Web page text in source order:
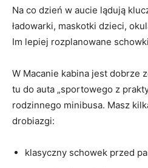
Na co dzień w aucie lądują
ładowarki, maskotki dzieci,
Im lepiej rozplanowane
W Macanie kabina jest dobrze
tu do auta „sportowego z
rodzinnego minibusa. Masz
drobiazgi:
klasyczny schowek przed